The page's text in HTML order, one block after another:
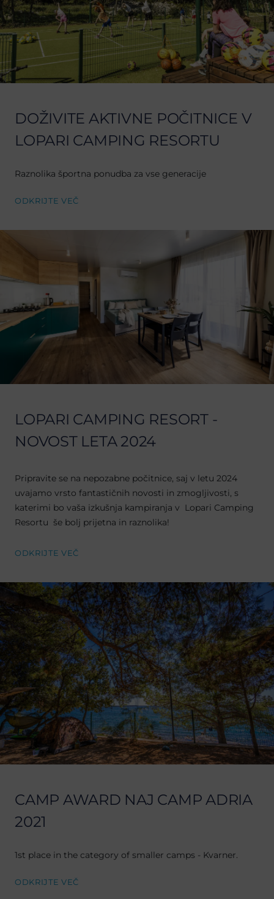
DOŽIVITE AKTIVNE POČITNICE V
LOPARI CAMPING RESORTU
Raznolika športna ponudba za vse generacije
ODKRIJTE VEČ
LOPARI CAMPING RESORT -
NOVOST LETA 2024
Pripravite se na nepozabne počitnice, saj v letu 2024
uvajamo vrsto fantastičnih novosti in zmogljivosti, s
katerimi bo vaša izkušnja kampiranja v Lopari Camping
Resortu še bolj prijetna in raznolika!
ODKRIJTE VEČ
CAMP AWARD NAJ CAMP ADRIA
2021
1st place in the category of smaller camps - Kvarner.
ODKRIJTE VEČ